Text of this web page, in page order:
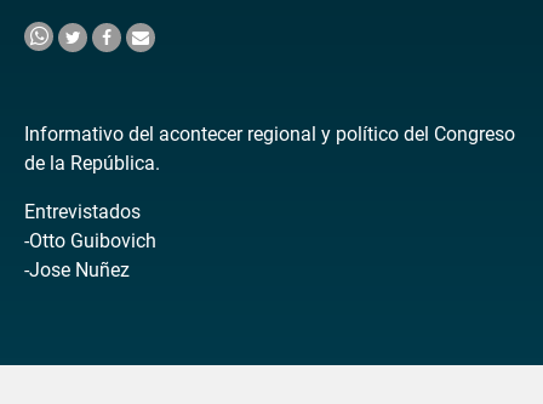
Informativo del acontecer regional y político del Congreso
de la República.
Entrevistados
-Otto Guibovich
-Jose Nuñez